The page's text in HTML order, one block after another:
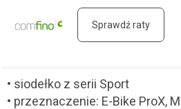
Sprawdź raty
• siodełko z serii Sport
• przeznaczenie: E-Bike ProX,